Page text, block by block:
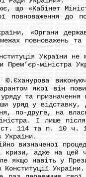
«Кабінет
до
«Органи
повноважень
України не
Прем’єр-міністра
якої він
та призначення
у відставку,
по-друге, на
І лише
ст. 114 та п. 10 ч.
України.
визначеної
кризи, адже на
якщо навіть у
України.